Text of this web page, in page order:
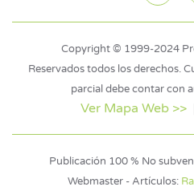
Copyright © 1999-2024
Reservados todos los derechos.
parcial debe contar con
Ver Mapa Web >>
Publicación 100 % No
Webmaster - Artículos: